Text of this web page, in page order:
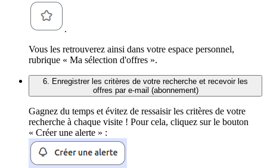
.
Vous les retrouverez ainsi dans votre espace personnel,
rubrique « Ma sélection d'offres ».
6. Enregistrer les critères de votre recherche et recevoir les
offres par e-mail (abonnement)
Gagnez du temps et évitez de ressaisir les critères de votre
recherche à chaque visite ! Pour cela, cliquez sur le bouton
« Créer une alerte » :